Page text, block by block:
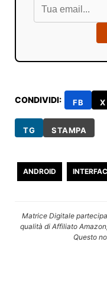
CONDIVIDI: FB X
TG STAMPA
ANDROID
Matrice Digitale
qualità di Affiliato
Questo